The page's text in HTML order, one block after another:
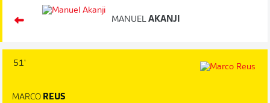
MANUEL AKANJI
51'
MARCO REUS